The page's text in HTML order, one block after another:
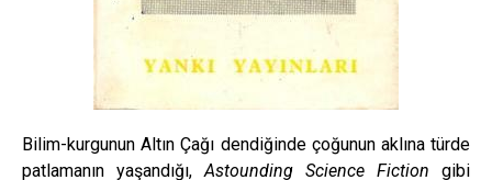
Bilim-kurgunun Altın Çağı dendiğinde çoğunun aklına türde
patlamanın yaşandığı,Astounding Science Fiction gibi